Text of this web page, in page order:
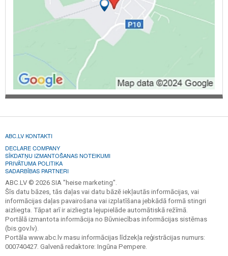
ABC.LV KONTAKTI
DECLARE COMPANY
SĪKDATŅU IZMANTOŠANAS NOTEIKUMI
PRIVĀTUMA POLITIKA
SADARBĪBAS PARTNERI
ABC.LV © 2026 SIA "heise marketing".
Šīs datu bāzes, tās daļas vai datu bāzē iekļautās informācijas, vai
informācijas daļas pavairošana vai izplatīšana jebkādā formā stingri
aizliegta. Tāpat arī ir aizliegta lejupielāde automātiskā režīmā.
Portālā izmantota informācija no Būvniecības informācijas sistēmas
(bis.gov.lv).
Portāla www.abc.lv masu informācijas līdzekļa reģistrācijas numurs:
000740427. Galvenā redaktore: Ingūna Pempere.